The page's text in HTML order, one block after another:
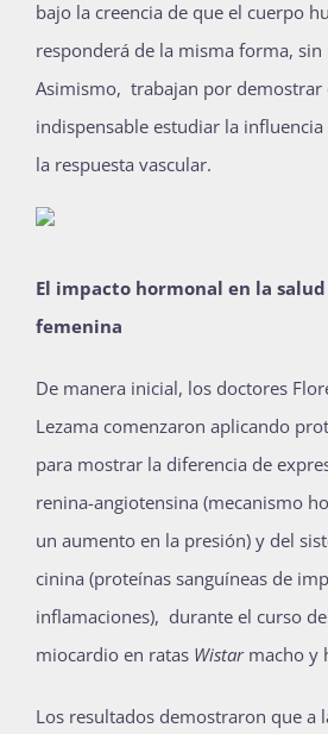
bajo la creencia de que el cuerpo
responderá de la misma forma,
Asimismo, trabajan por demostrar
indispensable estudiar la
la respuesta vascular.
El impacto hormonal en la
femenina
De manera inicial, los doctores
Lezama comenzaron aplicando
para mostrar la diferencia de
renina-angiotensina (mecanismo
un aumento en la presión) y del
cinina (proteínas sanguíneas de
inflamaciones), durante el curso
miocardio en ratas Wistarmacho y
Los resultados demostraron que a